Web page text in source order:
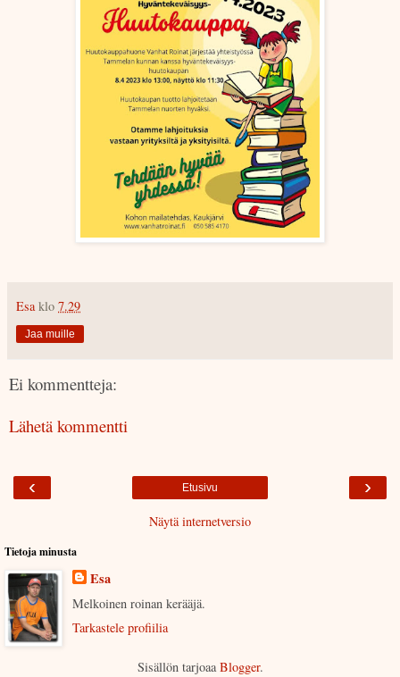
Esa klo 7.29
Jaa muille
Ei kommentteja:
Lähetä kommentti
‹ ›
Etusivu
Näytä internetversio
Tietoja minusta
Esa
Melkoinen roinan kerääjä.
Tarkastele profiilia
Sisällön tarjoaa Blogger.